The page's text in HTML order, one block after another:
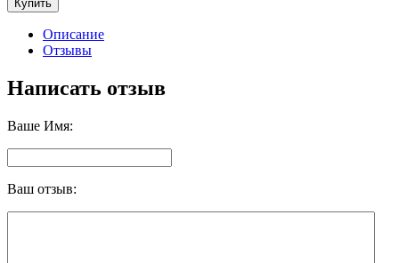
Купить
Описание
Отзывы
Написать отзыв
Ваше Имя:
Ваш отзыв: